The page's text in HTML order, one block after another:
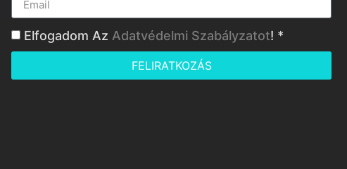
Elfogadom Az Adatvédelmi Szabályzatot! *
FELIRATKOZÁS